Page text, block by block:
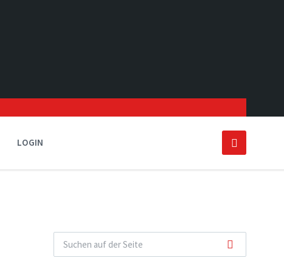
LOGIN